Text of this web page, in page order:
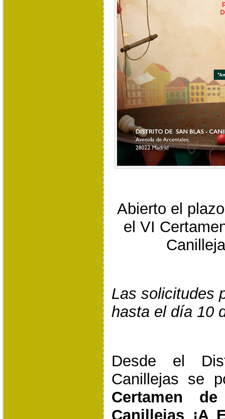
Abierto el
el VI
Las solicitudes
hasta el día 10
Desde el
Canillejas se
Certamen
Canillejas ¡A